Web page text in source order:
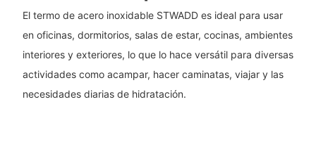
El termo de acero inoxidable STWADD es ideal para usar
en oficinas, dormitorios, salas de estar, cocinas, ambientes
interiores y exteriores, lo que lo hace versátil para diversas
actividades como acampar, hacer caminatas, viajar y las
necesidades diarias de hidratación.